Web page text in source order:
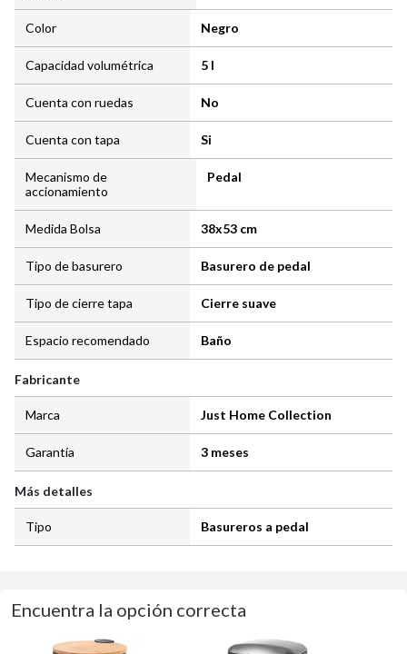
Color Negro
Capacidad volumétrica 5 l
Cuenta con ruedas No
Cuenta con tapa Si
Mecanismo de
accionamiento
Pedal
Medida Bolsa 38x53 cm
Tipo de basurero Basurero de pedal
Tipo de cierre tapa Cierre suave
Espacio recomendado Baño
Fabricante
Marca Just Home Collection
Garantía 3 meses
Más detalles
Tipo Basureros a pedal
Encuentra la opción correcta